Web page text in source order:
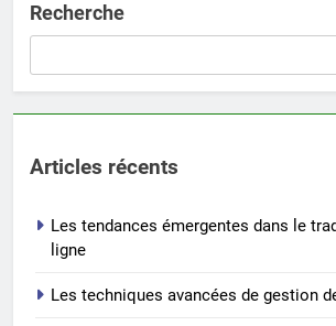
Recherche
Articles récents
Les tendances émergentes dans le
ligne
Les techniques avancées de gestion